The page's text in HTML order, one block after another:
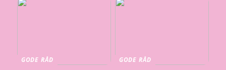
GODE RÅD GODE RÅD